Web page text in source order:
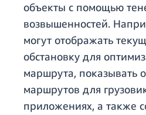
объекты с помощью
возвышенностей.
могут отображать
обстановку для
маршрута, показывать
маршрутов для
приложениях, а также